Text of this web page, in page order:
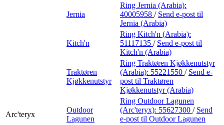
Jernia
Ring Jernia (Arabia):
40005958 / Send e-post til
Jernia (Arabia)
Kitch'n
Ring Kitch'n (Arabia):
51117135 / Send e-post til
Kitch'n (Arabia)
Traktøren
Kjøkkenutstyr
Ring Traktøren Kjøkkenutstyr
(Arabia): 55221550 / Send e-
post til Traktøren
Kjøkkenutstyr (Arabia)
Arc'teryx
Outdoor
Lagunen
Ring Outdoor Lagunen
(Arc'teryx): 55627300 / Send
e-post til Outdoor Lagunen